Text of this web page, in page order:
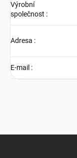
Výrobní
společnost :
Adresa :
E-mail :